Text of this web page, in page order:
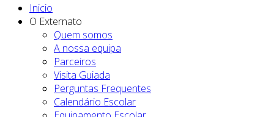
Inicio
O Externato
Quem somos
A nossa equipa
Parceiros
Visita Guiada
Perguntas Frequentes
Calendário Escolar